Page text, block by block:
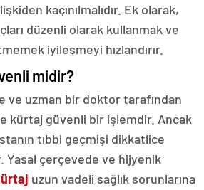
kaçınılmalıdır. Ek olarak,
düzenli olarak kullanmak ve
iyileşmeyi hızlandırır.
midir?
ve uzman bir doktor tarafından
kürtaj güvenli bir işlemdir. Ancak
tıbbi geçmişi dikkatlice
çerçevede ve hijyenik
uzun vadeli sağlık sorunlarına